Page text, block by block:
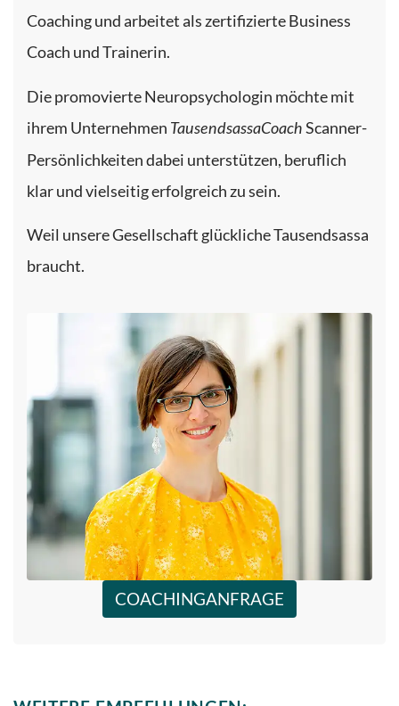
Coaching und arbeitet als zertifizierte Business
Coach und Trainerin.
Die promovierte Neuropsychologin möchte mit
ihrem Unternehmen TausendsassaCoach Scanner-
Persönlichkeiten dabei unterstützen, beruflich
klar und vielseitig erfolgreich zu sein.
Weil unsere Gesellschaft glückliche Tausendsassa
braucht.
COACHINGANFRAGE